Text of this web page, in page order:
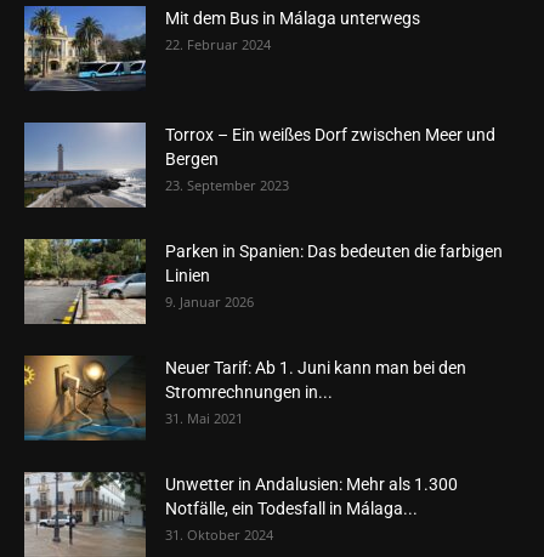
Mit dem Bus in Málaga unterwegs
22. Februar 2024
Torrox – Ein weißes Dorf zwischen Meer und
Bergen
23. September 2023
Parken in Spanien: Das bedeuten die farbigen
Linien
9. Januar 2026
Neuer Tarif: Ab 1. Juni kann man bei den
Stromrechnungen in...
31. Mai 2021
Unwetter in Andalusien: Mehr als 1.300
Notfälle, ein Todesfall in Málaga...
31. Oktober 2024